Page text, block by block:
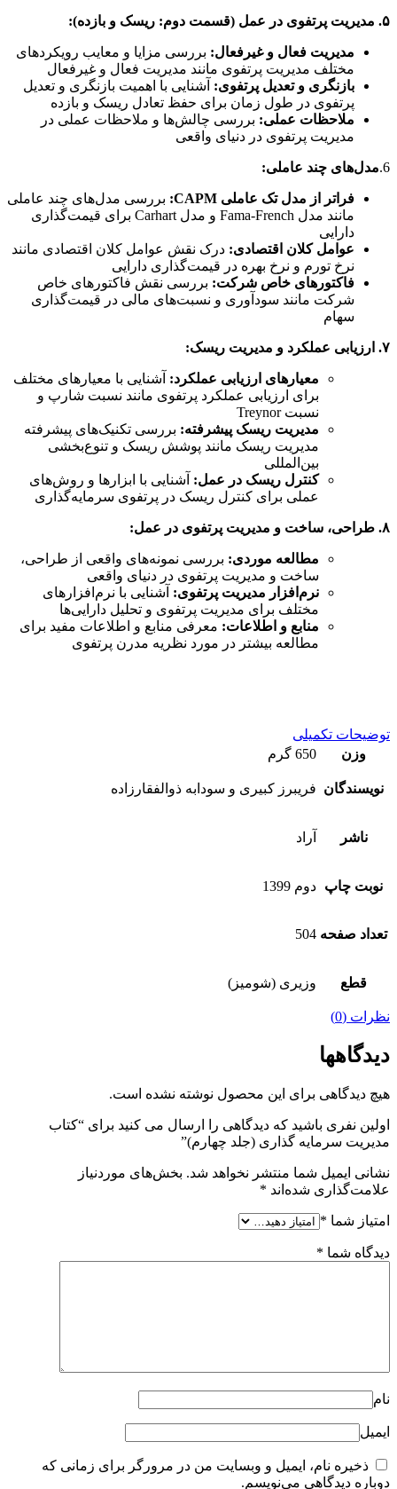
۵. مدیریت پرتفوی در عمل (قسمت دوم: ریسک و بازده):
مدیریت فعال و غیرفعال: بررسی مزایا و معایب رویکردهای
مختلف مدیریت پرتفوی مانند مدیریت فعال و غیرفعال
بازنگری و تعدیل پرتفوی: آشنایی با اهمیت بازنگری و تعدیل
پرتفوی در طول زمان برای حفظ تعادل ریسک و بازده
ملاحظات عملی: بررسی چالش‌ها و ملاحظات عملی در
مدیریت پرتفوی در دنیای واقعی
6. مدل‌های چند عاملی:
فراتر از مدل تک عاملی CAPM:
بررسی مدل‌های چند عاملی
مانند مدل Fama-French و مدل Carhart برای قیمت‌گذاری
دارایی
عوامل کلان اقتصادی: درک نقش عوامل کلان اقتصادی مانند
نرخ تورم و نرخ بهره در قیمت‌گذاری دارایی
فاکتورهای خاص شرکت: بررسی نقش فاکتورهای خاص
شرکت مانند سودآوری و نسبت‌های مالی در قیمت‌گذاری
سهام
۷. ارزیابی عملکرد و مدیریت ریسک:
معیارهای ارزیابی عملکرد: آشنایی با معیارهای مختلف
برای ارزیابی عملکرد پرتفوی مانند نسبت شارپ و
نسبت Treynor
مدیریت ریسک پیشرفته: بررسی تکنیک‌های پیشرفته
مدیریت ریسک مانند پوشش ریسک و تنوع‌بخشی
بین‌المللی
کنترل ریسک در عمل: آشنایی با ابزارها و روش‌های
عملی برای کنترل ریسک در پرتفوی سرمایه‌گذاری
۸. طراحی، ساخت و مدیریت پرتفوی در عمل:
مطالعه موردی: بررسی نمونه‌های واقعی از طراحی،
ساخت و مدیریت پرتفوی در دنیای واقعی
نرم‌افزار مدیریت پرتفوی: آشنایی با نرم‌افزارهای
مختلف برای مدیریت پرتفوی و تحلیل دارایی‌ها
منابع و اطلاعات: معرفی منابع و اطلاعات مفید برای
مطالعه بیشتر در مورد نظریه مدرن پرتفوی
توضیحات تکمیلی
وزن
650 گرم
نویسندگان فریبرز کبیری و سودابه ذوالفقارزاده
ناشر آراد
نوبت چاپ دوم 1399
تعداد صفحه 504
قطع وزیری (شومیز)
نظرات (0)
دیدگاهها
هیچ دیدگاهی برای این محصول نوشته نشده است.
اولین نفری باشید که دیدگاهی را ارسال می کنید برای “کتاب
مدیریت سرمایه گذاری (جلد چهارم)”
نشانی ایمیل شما منتشر نخواهد شد. بخش‌های موردنیاز
علامت‌گذاری شده‌اند *
امتیاز شما *
دیدگاه شما *
نام
ایمیل
ذخیره نام، ایمیل و وبسایت من در مرورگر برای زمانی که
دوباره دیدگاهی می‌نویسم.